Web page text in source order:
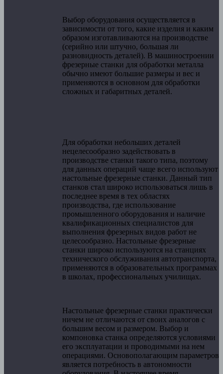
Выбор оборудования осуществляется в
зависимости от того, какие изделия и каким
образом изготавливаются на производстве
(серийно или штучно, большая ли
разновидность деталей). В машиностроении
фрезерные станки для обработки металла
обычно имеют большие размеры и вес и
применяются в основном для обработки
сложных и габаритных деталей.
Для обработки небольших деталей
нецелесообразно задействовать в
производстве станки такого типа, поэтому
для данных операций чаще всего используют
настольные фрезерные станки. Данный тип
станков стал широко использоваться лишь в
последнее время в тех областях
производства, где использование
промышленного оборудования и наличие
квалификационных специалистов для
выполнения фрезерных видов работ не
целесообразно. Настольные фрезерные
станки широко используются на станциях
технического обслуживания автотранспорта,
применяются в образовательных программах
в школах, профессиональных училищах.
Настольные фрезерные станки практически
ничем не отличаются от своих аналогов с
большим весом и размером. Выбор и
компоновка станка определяются условиями
его эксплуатации и проводимыми на нем
операциями. Основополагающим параметров
является потребность в автономности